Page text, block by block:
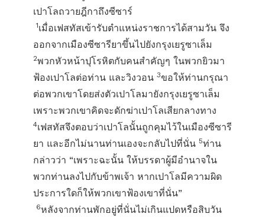
เปาโลถวายฎีกาถึงซีซาร์
1เมื่อเฟสทัสเข้ารับตำแหน่งราชการได้สามวัน จึง
ออกจากเมืองซีซารียาขึ้นไปยังกรุงเยรูซาเล็ม
2พวกหัวหน้าปุโรหิตกับคนสำคัญๆ ในพวกยิวมา
ฟ้องเปาโลต่อท่าน และวิงวอน 3ขอให้ท่านกรุณา
ต่อพวกเขาโดยส่งตัวเปาโลมายังกรุงเยรูซาเล็ม
เพราะพวกเขาคิดจะดักฆ่าเปาโลเสียกลางทาง
4เฟสทัสจึงตอบว่าเปาโลนั้นถูกคุมไว้ในเมืองซีซารี
ยา และอีกไม่นานท่านเองจะกลับไปที่นั่น 5ท่าน
กล่าวว่า “เพราะฉะนั้น ให้บรรดาผู้มีอำนาจใน
พวกท่านลงไปกับข้าพเจ้า หากเปาโลมีความผิด
ประการใดก็ให้พวกเขาฟ้องเขาที่นั่น”
6หลังจากท่านพักอยู่ที่นั่นไม่เกินแปดหรือสิบวัน